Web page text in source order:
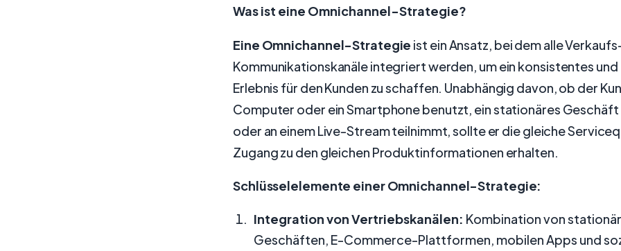
Was ist eine Omnichannel-Strategie?
Eine Omnichannel-Strategie ist ein Ansatz, bei dem alle
Kommunikationskanäle integriert werden, um ein konsistentes
Erlebnis für den Kunden zu schaffen. Unabhängig davon, ob der
Computer oder ein Smartphone benutzt, ein stationäres
oder an einem Live-Stream teilnimmt, sollte er die gleiche
Zugang zu den gleichen Produktinformationen erhalten.
Schlüsselelemente einer Omnichannel-Strategie:
Integration von Vertriebskanälen: Kombination von
Geschäften, E-Commerce-Plattformen, mobilen Apps und